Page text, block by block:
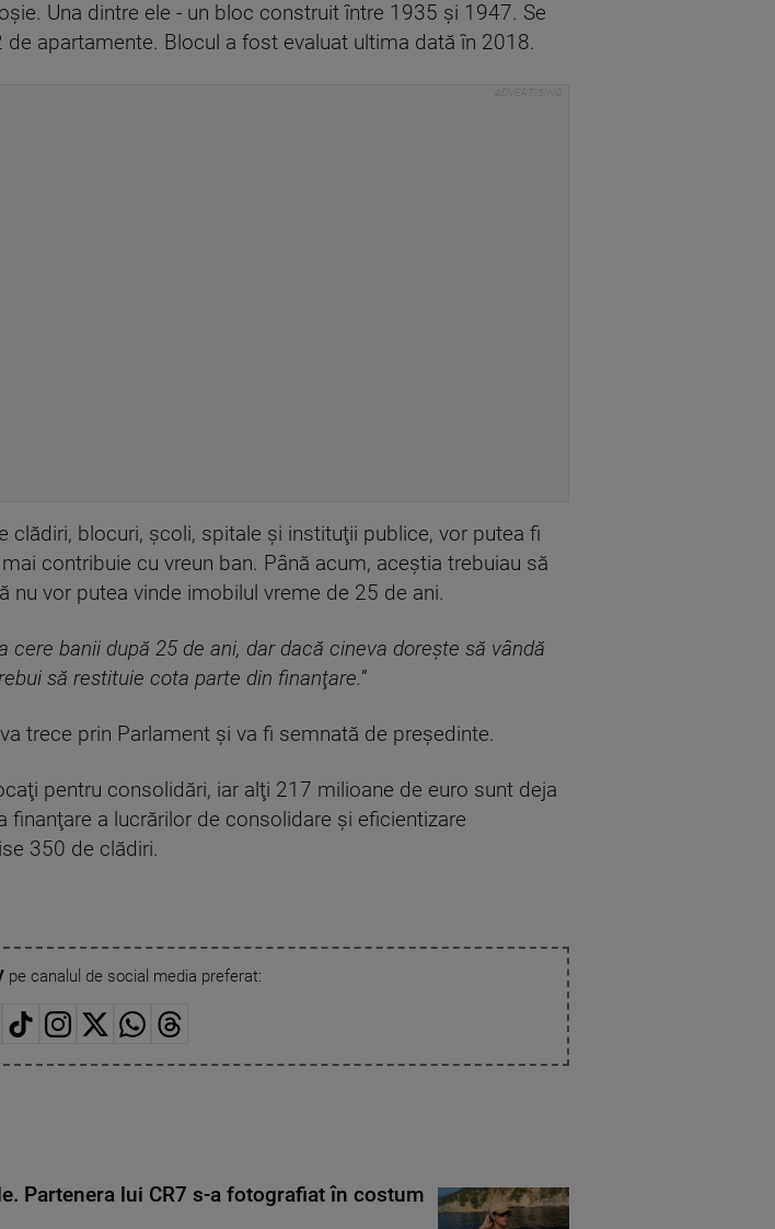
Una dintre ele - un bloc construit între 1935 şi 1947. Se
apartamente. Blocul a fost evaluat ultima dată în 2018.
clădiri, blocuri, şcoli, spitale şi instituţii publice, vor putea fi
contribuie cu vreun ban. Până acum, aceştia trebuiau să
vor putea vinde imobilul vreme de 25 de ani.
cere banii după 25 de ani, dar dacă cineva doreşte să vândă
să restituie cota parte din finanţare.”
trece prin Parlament şi va fi semnată de preşedinte.
pentru consolidări, iar alţi 217 milioane de euro sunt deja
a lucrărilor de consolidare şi eficientizare
350 de clădiri.
pe canalul de social media preferat:
Partenera lui CR7 s-a fotografiat în costum